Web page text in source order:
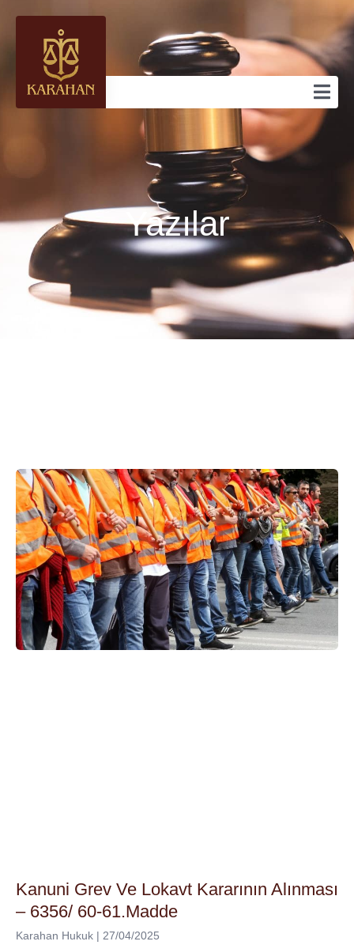
Yazılar
Kanuni Grev Ve Lokavt Kararının Alınması
– 6356/ 60-61.Madde
Karahan Hukuk 27/04/2025